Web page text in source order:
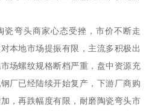
瓷弯头商家心态受挫，市价不断走
本地市场提振有限，主流多积极出
场螺纹规格断档严重，盘中资源充
厂已经陆续开始复产，下游厂商购
，再跌幅度有限，耐磨陶瓷弯头市